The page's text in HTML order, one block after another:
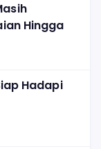
Hingga
Hadapi